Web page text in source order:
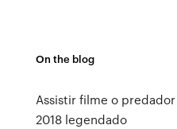
On the blog
Assistir filme o predador
2018 legendado